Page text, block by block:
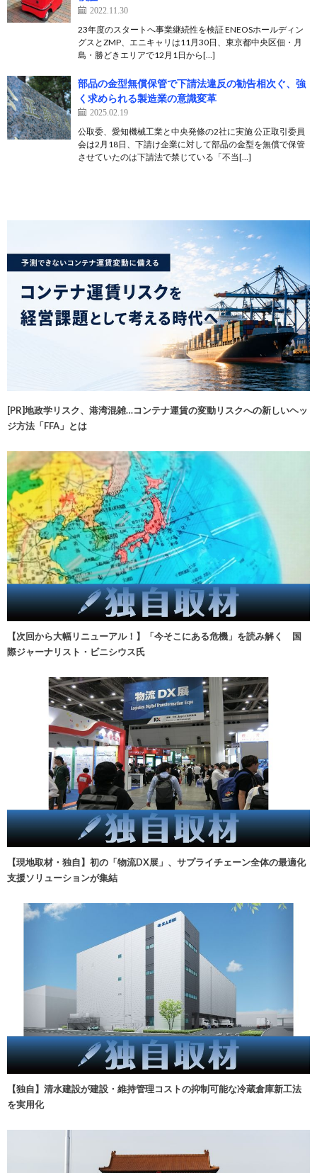
2022.11.30
23年度のスタートへ事業継続性を検証 ENEOSホールディン
グスとZMP、エニキャリは11月30日、東京都中央区佃・月
島・勝どきエリアで12月1日から[…]
部品の金型無償保管で下請法違反の勧告相次ぐ、強
く求められる製造業の意識変革
2025.02.19
公取委、愛知機械工業と中央発條の2社に実施 公正取引委員
会は2月18日、下請け企業に対して部品の金型を無償で保管
させていたのは下請法で禁じている「不当[…]
[PR]地政学リスク、港湾混雑…コンテナ運賃の変動リスクへの新しいヘッ
ジ方法「FFA」とは
【次回から大幅リニューアル！】「今そこにある危機」を読み解く 国
際ジャーナリスト・ビニシウス氏
【現地取材・独自】初の「物流DX展」、サプライチェーン全体の最適化
支援ソリューションが集結
【独自】清水建設が建設・維持管理コストの抑制可能な冷蔵倉庫新工法
を実用化